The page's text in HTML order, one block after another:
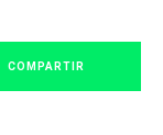
COMPARTIR